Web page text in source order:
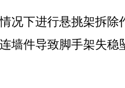
况下进行悬挑架拆除
墙件导致脚手架失稳